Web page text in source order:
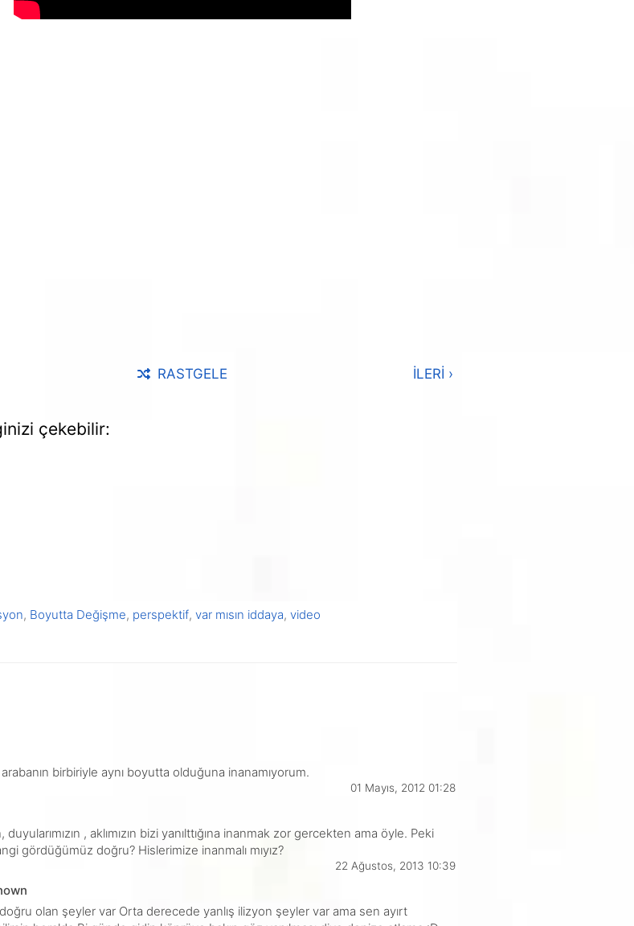
İLERİ ›
RASTGELE
çekebilir:
, Boyutta Değişme, perspektif, var mısın iddaya, video
birbiriyle aynı boyutta olduğuna inanamıyorum.
01 Mayıs, 2012 01:28
duyularımızın , aklımızın bizi yanılttığına inanmak zor gercekten ama öyle. Peki
gördüğümüz doğru? Hislerimize inanmalı mıyız?
22 Ağustos, 2013 10:39
olan şeyler var Orta derecede yanlış ilizyon şeyler var ama sen ayırt